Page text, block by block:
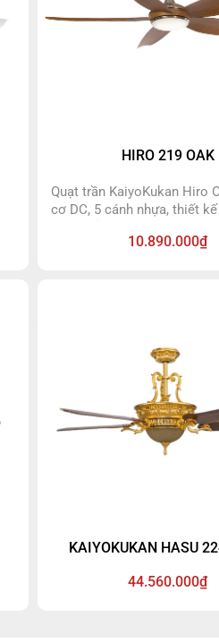
HIRO 219 OAK
Quạt trần KaiyoKukan Hiro
cơ DC, 5 cánh nhựa, thiết
hợp với mọi không gian
10.890.000₫
KAIYOKUKAN HASU
44.560.000₫